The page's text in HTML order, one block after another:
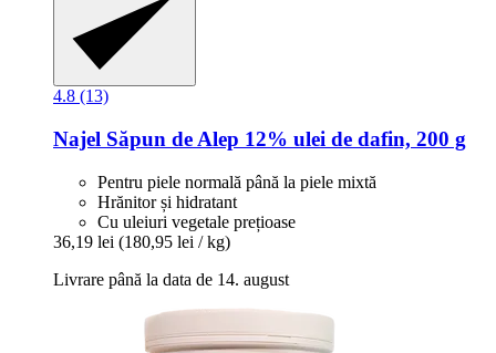
4.8 (13)
Najel Săpun de Alep 12% ulei de dafin, 200 g
Pentru piele normală până la piele mixtă
Hrănitor și hidratant
Cu uleiuri vegetale prețioase
36,19 lei (180,95 lei / kg)
Livrare până la data de 14. august